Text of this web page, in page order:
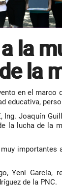
la
la
en el marco
educativa,
Ing. Joaquín
la lucha de la
importantes
Yeni García,
de la PNC.